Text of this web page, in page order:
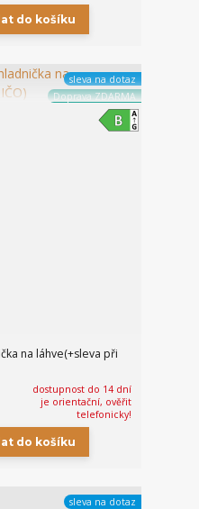
do košíku
sleva na dotaz
Doprava ZDARMA
na láhve(+sleva při
dostupnost do 14 dní
je orientační, ověřit
telefonicky!
do košíku
sleva na dotaz